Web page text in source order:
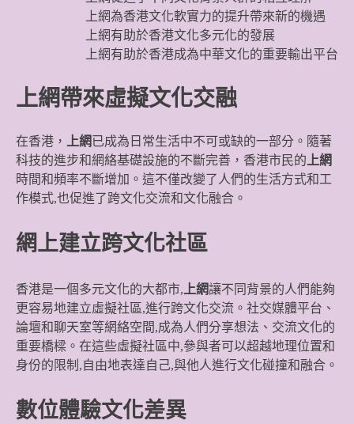
上網為香港文化軟實力的提升帶來新的機遇
上網有助於香港文化多元化的發展
上網有助於香港成為中華文化的重要輸出平台
上網帶來虛擬文化交融
在香港， 上網 已成為日常生活中不可或缺的一部分。隨著
科技的進步和網絡基礎設施的不斷完善，香港市民的 上網
時間和頻率不斷增加。這不僅改變了人們的生活方式和工
作模式,也促進了跨文化交流和文化融合。
網上建立跨文化社區
香港是一個多元文化的大都市, 上網讓不同背景的人們能夠
更容易地建立虛擬社區,進行跨文化交流。社交媒體平台、
論壇和聊天室等網絡空間,成為人們分享想法、交流文化的
重要橋樑。在這些虛擬社區中,參與者可以超越地理位置和
身份的限制,自由地表達自己,與他人進行文化碰撞和融合。
數位體驗文化差異